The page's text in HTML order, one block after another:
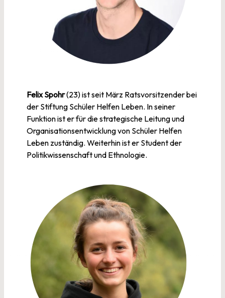
Felix Spohr(23) ist seit März Ratsvorsitzender bei
der Stiftung Schüler Helfen Leben. In seiner
Funktion ist er für die strategische Leitung und
Organisationsentwicklung von Schüler Helfen
Leben zuständig. Weiterhin ist er Student der
Politikwissenschaft und Ethnologie.